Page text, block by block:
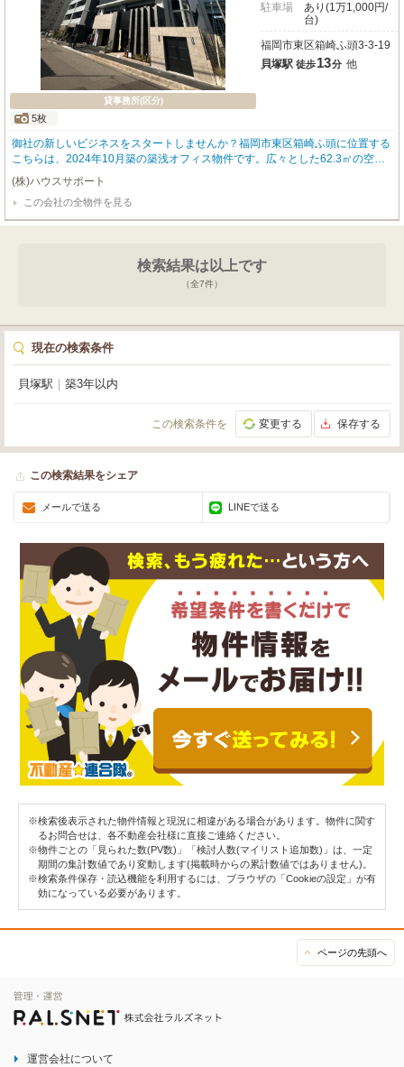
貸事務所(区分)
5枚
駐車場
あり(1万1,000円/
台)
福岡市東区箱崎ふ頭3-3-19
貝塚駅 徒歩13分 他
御社の新しいビジネスをスタートしませんか？福岡市東区箱崎ふ頭に位置する
こちらは、2024年10月築の築浅オフィス物件です。広々とした62.3㎡の空間
は、多様なビジネスシーンに対応可能。エアコンやエレベーターはもちろん、
インターネット環境やガス・給排水設備も整っており、入居後すぐに快適なオ
フィスライフを始められます。貝塚駅まで徒歩13分で、複数路線が利用できる
ため、通勤にも大変便利です。幹線道路沿いの立地は、お客様のアクセスしや
は公園が点在し、リフレッシュできる環境が整っています。飲食店やコンビ
ニ、病院も徒歩圏内にあり、日々の業務を力強くサポートしてくれるはずで
(株)ハウスサポート
この会社の全物件を見る
検索結果は以上です
（全7件）
現在の検索条件
貝塚駅 築3年以内
この検索条件を 変更する 保存する
この検索結果をシェア
メールで送る LINEで送る
※検索後表示された物件情報と現況に相違がある場合があります。物件に関す
るお問合せは、各不動産会社様に直接ご連絡ください。
※物件ごとの「見られた数(PV数)」「検討人数(マイリスト追加数)」は、一定
期間の集計数値であり変動します(掲載時からの累計数値ではありません)。
※検索条件保存・読込機能を利用するには、ブラウザの「Cookieの設定」が有
効になっている必要があります。
ページの先頭へ
運営会社について